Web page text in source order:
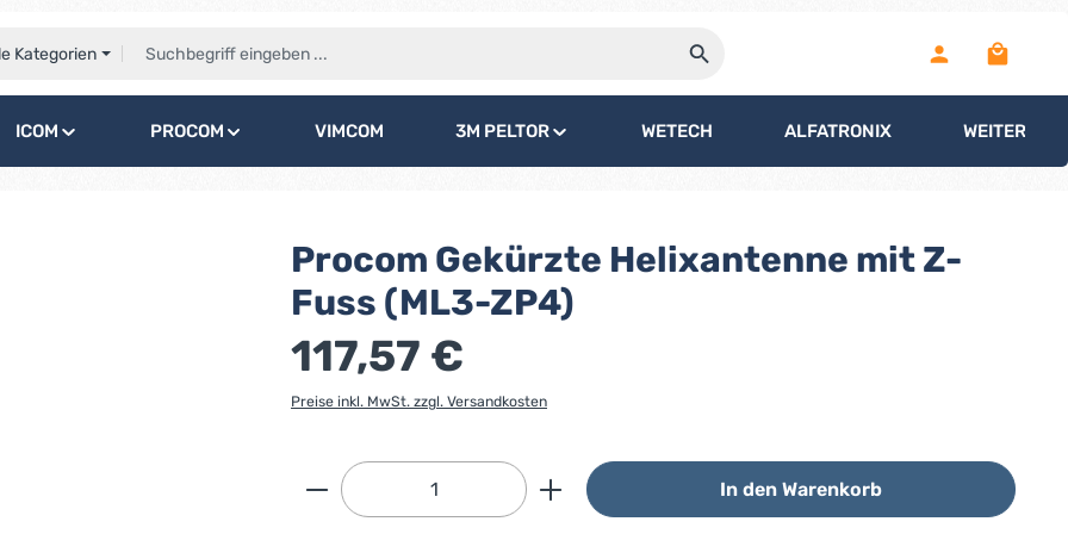
Kategorien
ICOM PROCOM VIMCOM 3M PELTOR WETECH ALFATRONIX WEITERE
Procom Gekürzte Helixantenne mit Z-
Fuss (ML3-ZP4)
117,57 €
Preise inkl. MwSt. zzgl. Versandkosten
Produkt Anzahl: Gib den gewünschten Wert ein oder
In den Warenkorb